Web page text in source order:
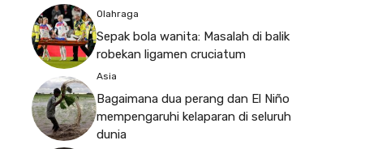
Olahraga
Sepak bola wanita: Masalah di balik
robekan ligamen cruciatum
Asia
Bagaimana dua perang dan El Niño
mempengaruhi kelaparan di seluruh
dunia